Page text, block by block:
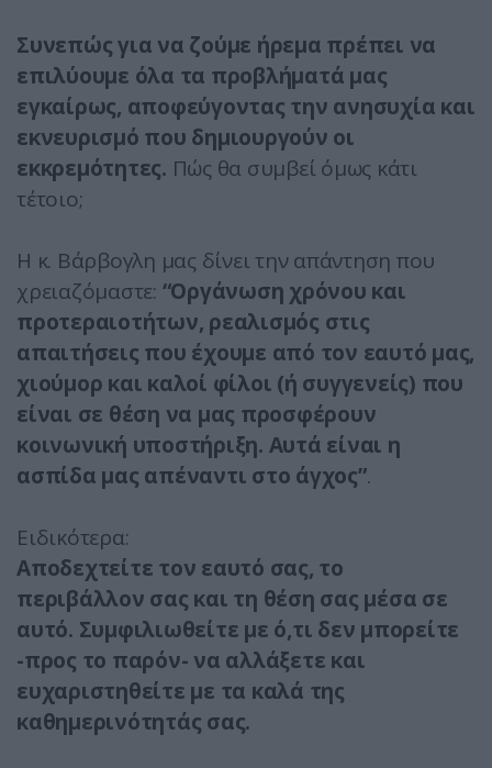
Συνεπώς για να ζούμε ήρεμα πρέπει να
επιλύουμε όλα τα προβλήματά μας
εγκαίρως, αποφεύγοντας την ανησυχία και
εκνευρισμό που δημιουργούν οι
εκκρεμότητες. Πώς θα συμβεί όμως κάτι
τέτοιο;
Η κ. Βάρβογλη μας δίνει την απάντηση που
χρειαζόμαστε: “Οργάνωση χρόνου και
προτεραιοτήτων, ρεαλισμός στις
απαιτήσεις που έχουμε από τον εαυτό μας,
χιούμορ και καλοί φίλοι (ή συγγενείς) που
είναι σε θέση να μας προσφέρουν
κοινωνική υποστήριξη. Αυτά είναι η
ασπίδα μας απέναντι στο άγχος”.
Ειδικότερα:
Αποδεχτείτε τον εαυτό σας, το
περιβάλλον σας και τη θέση σας μέσα σε
αυτό. Συμφιλιωθείτε με ό,τι δεν μπορείτε
-προς το παρόν- να αλλάξετε και
ευχαριστηθείτε με τα καλά της
καθημερινότητάς σας.